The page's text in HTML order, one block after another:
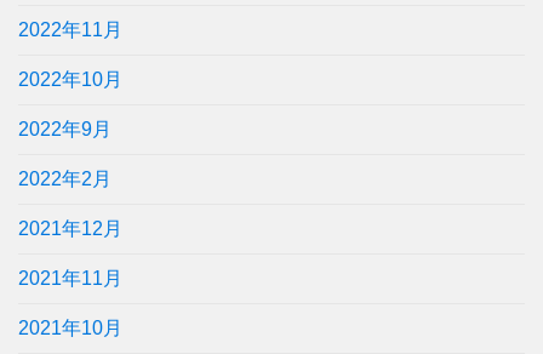
2022年11月
2022年10月
2022年9月
2022年2月
2021年12月
2021年11月
2021年10月